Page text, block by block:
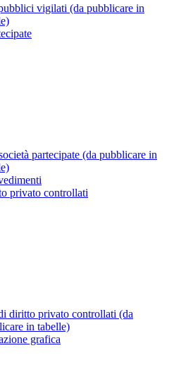
vigilati (da pubblicare in
partecipate (da pubblicare in
privato controllati
diritto privato controllati (da
in tabelle)
grafica